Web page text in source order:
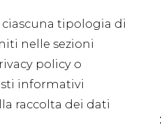
tipologia di
nelle sezioni
policy o
informativi
raccolta dei dati